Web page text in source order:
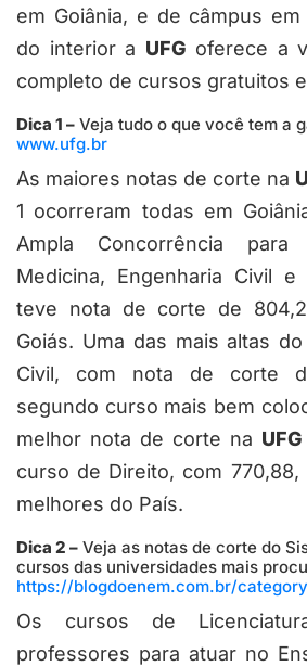
em Goiânia, e de câmpus
do interior a UFG oferece a
completo de cursos gratuitos
Dica 1 – Veja tudo o que você tem a
www.ufg.br
As maiores notas de corte na
1 ocorreram todas em
Ampla Concorrência
Medicina, Engenharia Civil e
teve nota de corte de
Goiás. Uma das mais altas
Civil, com nota de corte
segundo curso mais bem
melhor nota de corte na UFG
curso de Direito, com
melhores do País.
Dica 2 – Veja as notas de corte do
cursos das universidades mais
https://blogdoenem.com.br/
Os cursos de
professores para atuar no